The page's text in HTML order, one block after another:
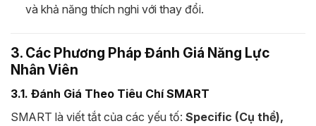
và khả năng thích nghi với thay đổi.
3. Các Phương Pháp Đánh Giá Năng Lực
Nhân Viên
3.1. Đánh Giá Theo Tiêu Chí SMART
SMART là viết tắt của các yếu tố: Specific (Cụ thể),